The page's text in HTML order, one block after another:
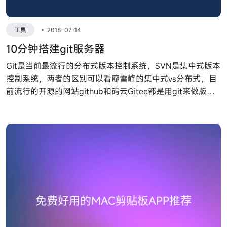
工具 • 2018-07-14
10分钟搭建git服务器
Git是当前最流行的分布式版本控制系统，SVN是集中式版本
控制系统，两者的区别可以看廖雪峰的集中式vs分布式，目
前流行的开源的网站github和码云Gitee都是用git来做版本